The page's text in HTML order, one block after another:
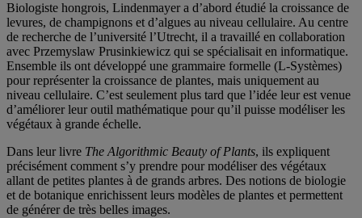
Biologiste hongrois, Lindenmayer a d’abord étudié la croissance de
levures, de champignons et d’algues au niveau cellulaire. Au centre
de recherche de l’université l’Utrecht, il a travaillé en collaboration
avec Przemyslaw Prusinkiewicz qui se spécialisait en informatique.
Ensemble ils ont développé une grammaire formelle (L-Systèmes)
pour représenter la croissance de plantes, mais uniquement au
niveau cellulaire. C’est seulement plus tard que l’idée leur est venue
d’améliorer leur outil mathématique pour qu’il puisse modéliser les
végétaux à grande échelle.
Dans leur livre The Algorithmic Beauty of Plants, ils expliquent
précisément comment s’y prendre pour modéliser des végétaux
allant de petites plantes à de grands arbres. Des notions de biologie
et de botanique enrichissent leurs modèles de plantes et permettent
de générer de très belles images.